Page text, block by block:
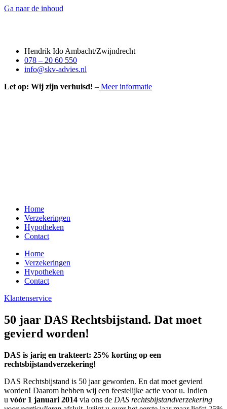
Ga naar de inhoud
Hendrik Ido Ambacht/Zwijndrecht
078 – 20 60 550
info@skv-advies.nl
Let op: Wij zijn verhuisd! – Meer informatie
Home
Verzekeringen
Hypotheken
Contact
Home
Verzekeringen
Hypotheken
Contact
Klantenservice
50 jaar DAS Rechtsbijstand. Dat moet
gevierd worden!
DAS is jarig en trakteert: 25% korting op een
rechtsbijstandverzekering!
DAS Rechtsbijstand is 50 jaar geworden. En dat moet gevierd
worden! Daarom hebben wij een feestelijke actie voor u. Indien
u vóór 1 januari 2014 via ons de DAS rechtsbijstandverzekering